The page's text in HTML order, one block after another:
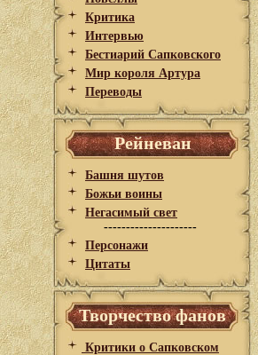
Критика
Интервью
Бестиарий Сапковского
Мир короля Артура
Переводы
Рейневан
Башня шутов
Божьи воины
Негасимый свет
---------------------
Персонажи
Цитаты
Творчество фанов
Критики о Сапковском